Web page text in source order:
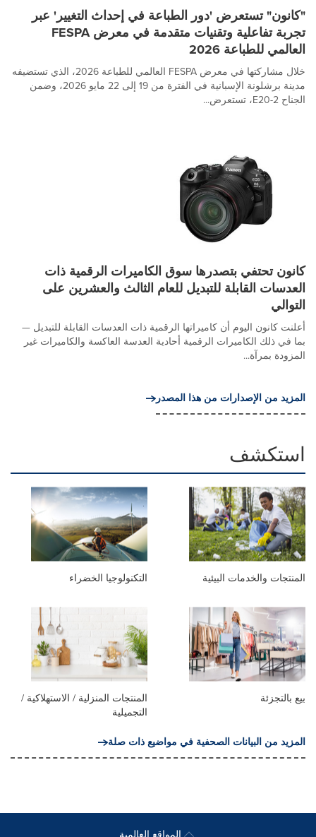
"كانون" تستعرض 'دور الطباعة في إحداث التغيير' عبر
تجربة تفاعلية وتقنيات متقدمة في معرض FESPA
العالمي للطباعة 2026
خلال مشاركتها في معرض FESPA العالمي للطباعة 2026، الذي تستضيفه
مدينة برشلونة الإسبانية في الفترة من 19 إلى 22 مايو 2026، وضمن
الجناح 2-E20، تستعرض...
كانون تحتفي بتصدرها سوق الكاميرات الرقمية ذات
العدسات القابلة للتبديل للعام الثالث والعشرين على
التوالي
أعلنت كانون اليوم أن كاميراتها الرقمية ذات العدسات القابلة للتبديل —
بما في ذلك الكاميرات الرقمية أحادية العدسة العاكسة والكاميرات غير
المزودة بمرآة...
المزيد من الإصدارات من هذا المصدر
استكشف
المنتجات والخدمات البيئية التكنولوجيا الخضراء
بيع بالتجزئة
المنتجات المنزلية / الاستهلاكية /
التجميلية
المزيد من البيانات الصحفية في مواضيع ذات صلة